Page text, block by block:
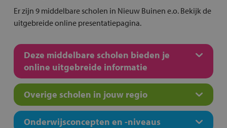
Er zijn 9 middelbare scholen in Nieuw Buinen e.o. Bekijk de
uitgebreide online presentatiepagina.
Deze middelbare scholen bieden je
online uitgebreide informatie
Overige scholen in jouw regio
Onderwijsconcepten en -niveaus